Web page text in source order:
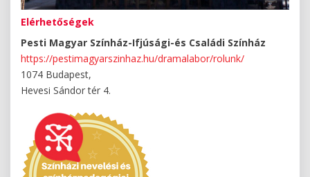
Elérhetőségek
Pesti Magyar Színház-Ifjúsági-és Családi Színház
https://pestimagyarszinhaz.hu/dramalabor/rolunk/
1074 Budapest,
Hevesi Sándor tér 4.